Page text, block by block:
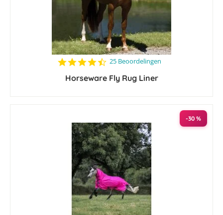
4.7
rating
25 Beoordelingen
Horseware Fly Rug Liner
-30 %